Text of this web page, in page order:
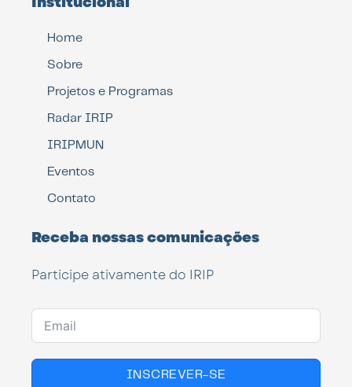
Home
Sobre
Projetos e Programas
Radar IRIP
IRIPMUN
Eventos
Contato
Receba nossas comunicações
Participe ativamente do IRIP
INSCREVER-SE